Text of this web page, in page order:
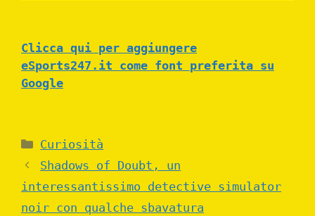
Clicca qui per aggiungere
eSports247.it come font preferita su
Google
Categories
Curiosità
Shadows of Doubt, un
interessantissimo detective simulator
noir con qualche sbavatura